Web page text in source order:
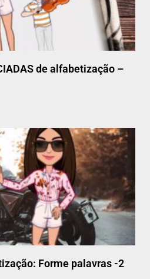
de alfabetização –
Forme palavras -2